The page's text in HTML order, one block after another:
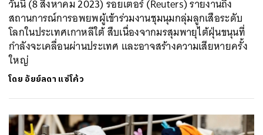
วันนี้ (8 สิงหาคม 2023) รอยเตอร์ (Reuters) รายงานถึง
สถานการณ์การอพยพผู้เข้าร่วมงานชุมนุมกลุ่มลูกเสือระดับ
โลกในประเทศเกาหลีใต้ สืบเนื่องจากมรสุมพายุไต้ฝุ่นขนุนที่
กำลังจะเคลื่อนผ่านประเทศ และอาจสร้างความเสียหายครั้ง
ใหญ่
โดย อัยย์ลดา แซ่โค้ว